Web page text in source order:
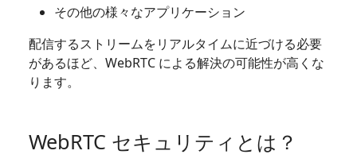
その他の様々なアプリケーション
配信するストリームをリアルタイムに近づける必要
があるほど、WebRTC による解決の可能性が高くな
ります。
WebRTC セキュリティとは？